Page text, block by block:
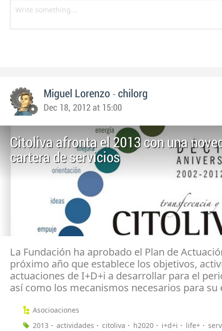
Miguel Lorenzo - chilorg
Dec 18, 2012 at 15:00
Citoliva afronta el 2013 con una
cartera de servicios
La Fundación ha aprobado el Plan de
próximo año que establece los objetivos,
actuaciones de I+D+i a desarrollar para el
así como los mecanismos necesarios para su
Asocioaciones
2013
actividades citoliva h2020 i+d+i life+